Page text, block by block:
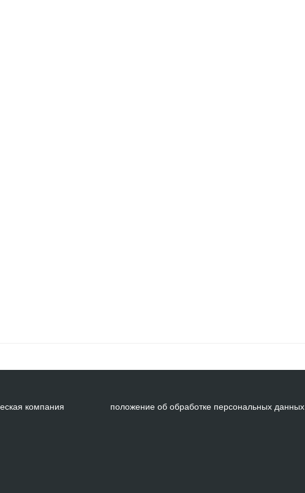
компания положение об обработке персональных данных